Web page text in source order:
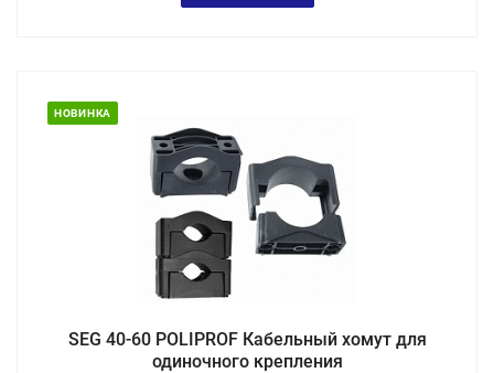
НОВИНКА
SEG 40-60 POLIPROF Кабельный хомут для
одиночного крепления